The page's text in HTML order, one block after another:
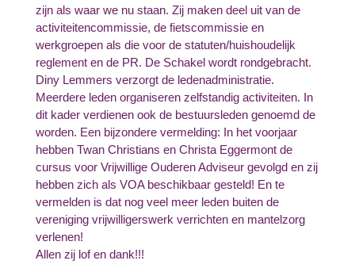
zijn als waar we nu staan. Zij maken deel uit van de
activiteitencommissie, de fietscommissie en
werkgroepen als die voor de statuten/huishoudelijk
reglement en de PR. De Schakel wordt rondgebracht.
Diny Lemmers verzorgt de ledenadministratie.
Meerdere leden organiseren zelfstandig activiteiten. In
dit kader verdienen ook de bestuursleden genoemd de
worden. Een bijzondere vermelding: In het voorjaar
hebben Twan Christians en Christa Eggermont de
cursus voor Vrijwillige Ouderen Adviseur gevolgd en zij
hebben zich als VOA beschikbaar gesteld! En te
vermelden is dat nog veel meer leden buiten de
vereniging vrijwilligerswerk verrichten en mantelzorg
verlenen!
Allen zij lof en dank!!!